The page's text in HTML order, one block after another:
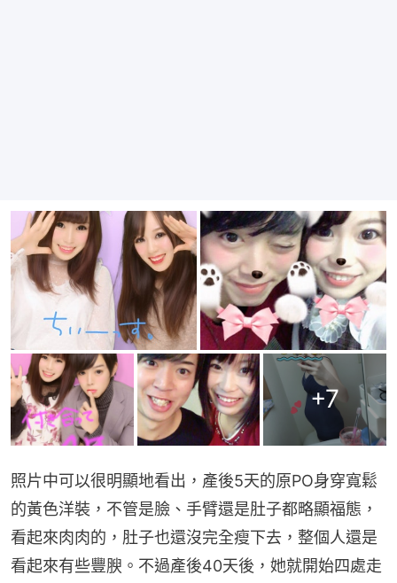
+7
照片中可以很明顯地看出，產後5天的原PO身穿寬鬆
的黃色洋裝，不管是臉、手臂還是肚子都略顯福態，
看起來肉肉的，肚子也還沒完全瘦下去，整個人還是
看起來有些豐腴。不過產後40天後，她就開始四處走